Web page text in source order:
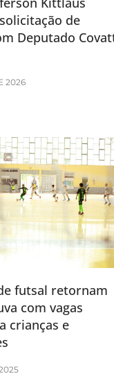
de
Deputado
2026
futsal retornam
com vagas
crianças e